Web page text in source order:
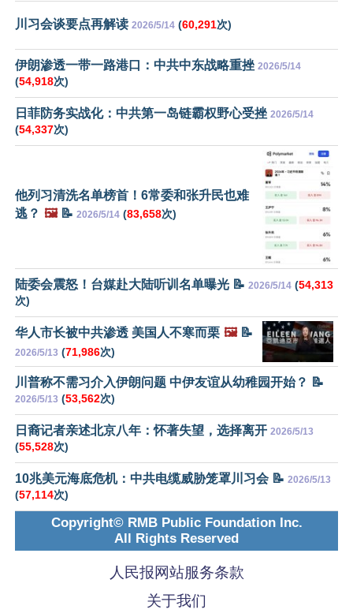
川习会谈要点再解读 2026/5/14 (60,291次)
伊朗渗透一带一路港口：中共中东战略重挫 2026/5/14
(54,918次)
日菲防务实战化：中共第一岛链霸权野心受挫 2026/5/14
(54,337次)
他列习清洗名单榜首！6常委和张升民也难
逃？ 🖼️📝 2026/5/14 (83,658次)
陆委会震怒！台媒赴大陆听训名单曝光 📝 2026/5/14 (54,313
次)
华人市长被中共渗透 美国人不寒而栗 🖼️📝
2026/5/13 (71,986次)
川普称不需习介入伊朗问题 中伊友谊从幼稚园开始？ 📝
2026/5/13 (53,562次)
日裔记者亲述北京八年：怀著失望，选择离开 2026/5/13
(55,528次)
10兆美元海底危机：中共电缆威胁笼罩川习会 📝 2026/5/13
(57,114次)
Copyright© RMB Public Foundation Inc.
All Rights Reserved
人民报网站服务条款
关于我们